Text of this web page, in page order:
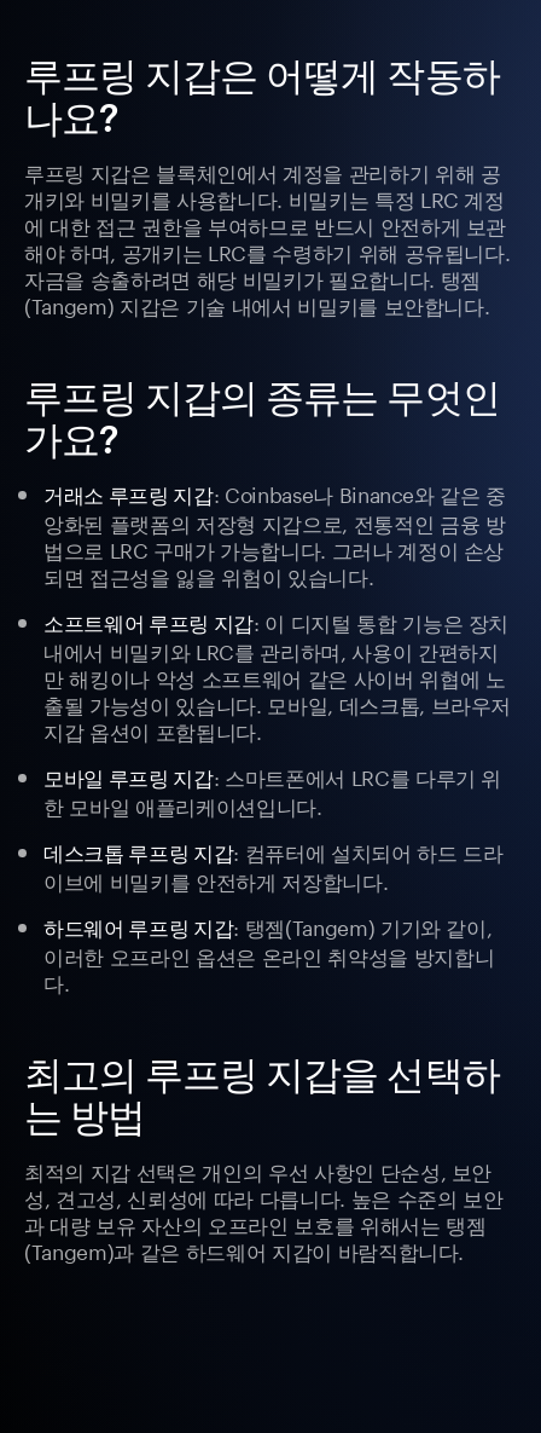
루프링 지갑은 어떻게 작동하
나요?
루프링 지갑은 블록체인에서 계정을 관리하기 위해 공
개키와 비밀키를 사용합니다. 비밀키는 특정 LRC 계정
에 대한 접근 권한을 부여하므로 반드시 안전하게 보관
해야 하며, 공개키는 LRC를 수령하기 위해 공유됩니다.
자금을 송출하려면 해당 비밀키가 필요합니다. 탱젬
(Tangem) 지갑은 기술 내에서 비밀키를 보안합니다.
루프링 지갑의 종류는 무엇인
가요?
거래소 루프링 지갑: Coinbase나 Binance와 같은 중
앙화된 플랫폼의 저장형 지갑으로, 전통적인 금융 방
법으로 LRC 구매가 가능합니다. 그러나 계정이 손상
되면 접근성을 잃을 위험이 있습니다.
소프트웨어 루프링 지갑: 이 디지털 통합 기능은 장치
내에서 비밀키와 LRC를 관리하며, 사용이 간편하지
만 해킹이나 악성 소프트웨어 같은 사이버 위협에 노
출될 가능성이 있습니다. 모바일, 데스크톱, 브라우저
지갑 옵션이 포함됩니다.
모바일 루프링 지갑: 스마트폰에서 LRC를 다루기 위
한 모바일 애플리케이션입니다.
데스크톱 루프링 지갑: 컴퓨터에 설치되어 하드 드라
이브에 비밀키를 안전하게 저장합니다.
하드웨어 루프링 지갑: 탱젬(Tangem) 기기와 같이,
이러한 오프라인 옵션은 온라인 취약성을 방지합니
다.
최고의 루프링 지갑을 선택하
는 방법
최적의 지갑 선택은 개인의 우선 사항인 단순성, 보안
성, 견고성, 신뢰성에 따라 다릅니다. 높은 수준의 보안
과 대량 보유 자산의 오프라인 보호를 위해서는 탱젬
(Tangem)과 같은 하드웨어 지갑이 바람직합니다.